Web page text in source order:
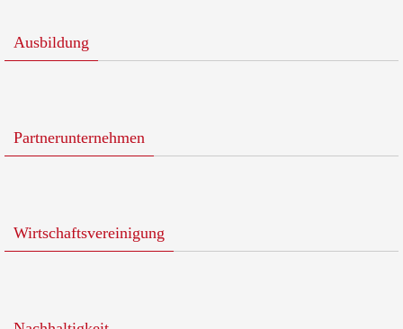
Ausbildung
Partnerunternehmen
Wirtschaftsvereinigung